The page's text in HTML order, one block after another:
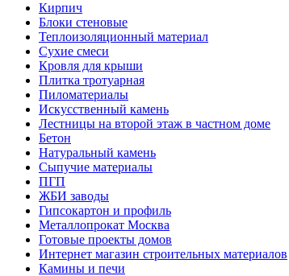
Кирпич
Блоки стеновые
Теплоизоляционный материал
Сухие смеси
Кровля для крыши
Плитка тротуарная
Пиломатериалы
Искусственный камень
Лестницы на второй этаж в частном доме
Бетон
Натуральный камень
Сыпучие материалы
ПГП
ЖБИ заводы
Гипсокартон и профиль
Металлопрокат Москва
Готовые проекты домов
Интернет магазин строительных материалов
Камины и печи